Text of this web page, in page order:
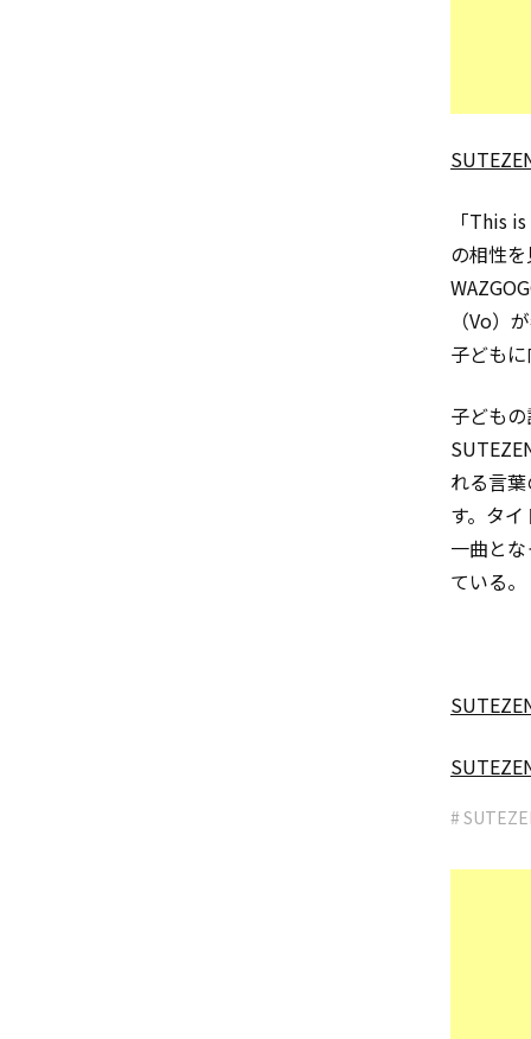
「This
の相性
（Vo）
子ども
子ども
れる言
す。タ
一曲と
ている。
#